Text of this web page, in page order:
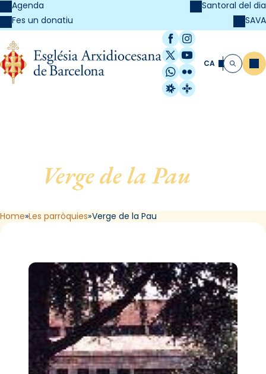
Agenda
Fes un donatiu
Santoral del dia
SAVA
Facebook
Instagram
X / Twitter
YouTube
WhatsApp
Flickr
Radio Estel
Catalunya
CA Cerca
Verge de la Pau
Home Les parròquies Verge de la Pau